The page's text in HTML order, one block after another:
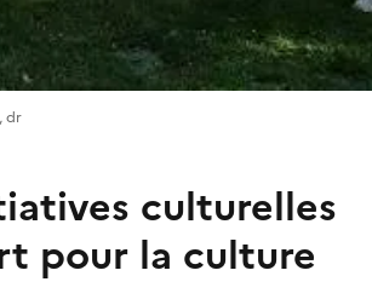
dr
culturelles
pour la culture